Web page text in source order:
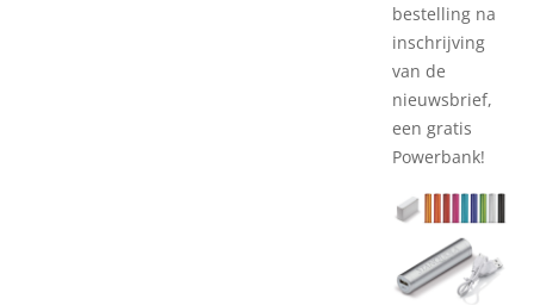
bestelling na
inschrijving
van de
nieuwsbrief,
een gratis
Powerbank!